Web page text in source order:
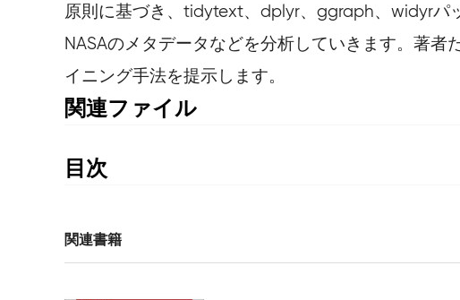
原則に基づき、tidytext、dplyr、ggraph、widyrパ
NASAのメタデータなどを分析していきます。著
イニング手法を提示します。
関連ファイル
目次
1章　整理テキスト形式
関連書籍